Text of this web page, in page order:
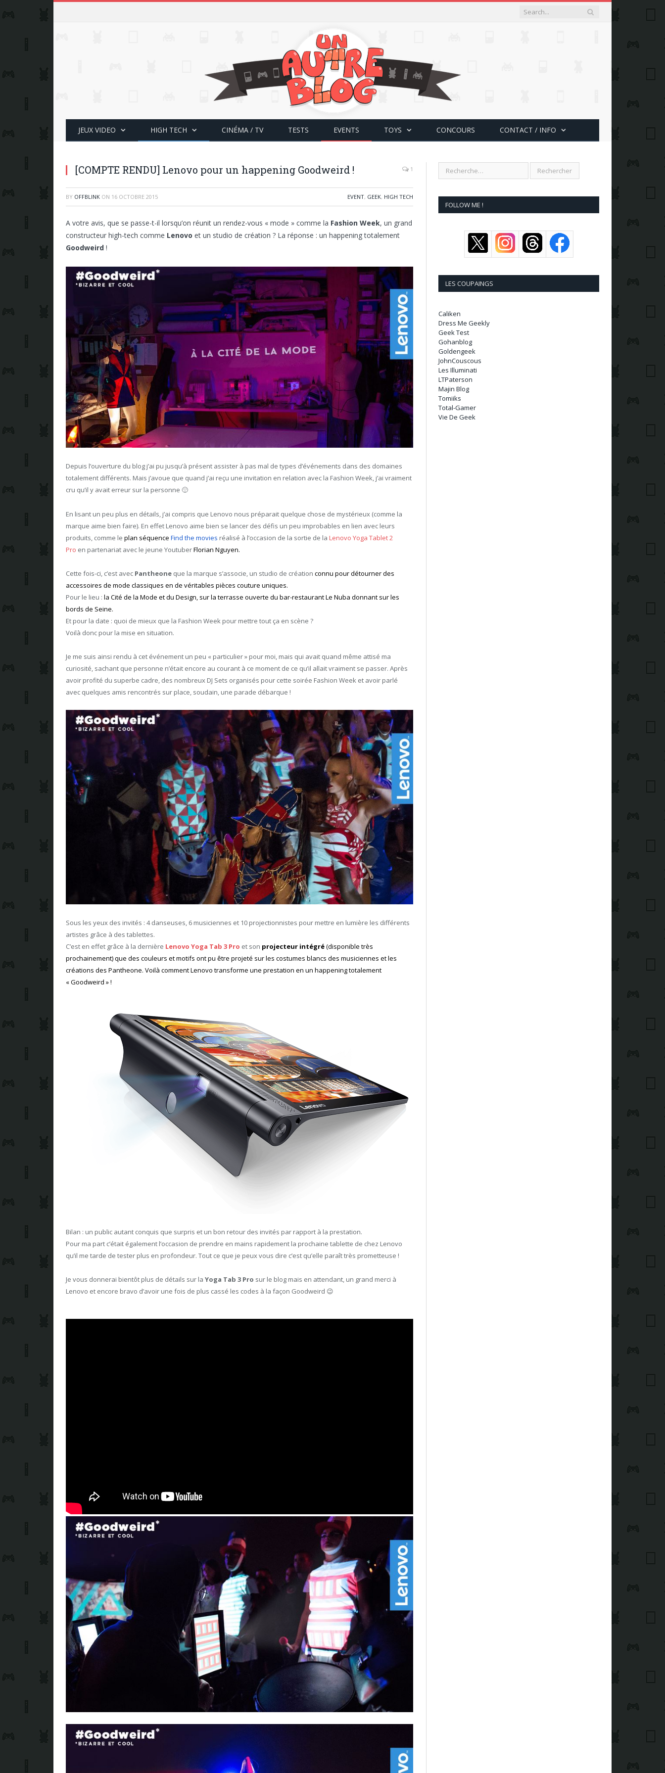
JEUX VIDEO HIGH TECH CINÉMA / TV TESTS EVENTS TOYS CONCOURS CONTACT / INFO
[COMPTE RENDU] Lenovo pour un happening Goodweird ! 1
BY OFFBLINK ON 16 OCTOBRE 2015 EVENT, GEEK, HIGH TECH
A votre avis, que se passe-t-il lorsqu’on réunit un rendez-vous « mode » comme la Fashion Week, un grand
constructeur high-tech comme Lenovo et un studio de création ? La réponse : un happening totalement
Goodweird !
Depuis l’ouverture du blog j’ai pu jusqu’à présent assister à pas mal de types d’événements dans des domaines
totalement différents. Mais j’avoue que quand j’ai reçu une invitation en relation avec la Fashion Week, j’ai vraiment
cru qu’il y avait erreur sur la personne 🙂
En lisant un peu plus en détails, j’ai compris que Lenovo nous préparait quelque chose de mystérieux (comme la
marque aime bien faire). En effet Lenovo aime bien se lancer des défis un peu improbables en lien avec leurs
produits, comme le plan séquence Find the movies réalisé à l’occasion de la sortie de la Lenovo Yoga Tablet 2
Pro en partenariat avec le jeune YoutuberFlorian Nguyen.
Cette fois-ci, c’est avec Pantheone que la marque s’associe, un studio de création connu pour détourner des
accessoires de mode classiques en de véritables pièces couture uniques.
Pour le lieu : la Cité de la Mode et du Design, sur la terrasse ouverte du bar-restaurant Le Nuba donnant sur les
bords de Seine.
Et pour la date : quoi de mieux que la Fashion Week pour mettre tout ça en scène ?
Voilà donc pour la mise en situation.
Je me suis ainsi rendu à cet événement un peu « particulier » pour moi, mais qui avait quand même attisé ma
curiosité, sachant que personne n’était encore au courant à ce moment de ce qu’il allait vraiment se passer. Après
avoir profité du superbe cadre, des nombreux DJ Sets organisés pour cette soirée Fashion Week et avoir parlé
avec quelques amis rencontrés sur place, soudain, une parade débarque !
Sous les yeux des invités : 4 danseuses, 6 musiciennes et 10 projectionnistes pour mettre en lumière les différents
artistes grâce à des tablettes.
C’est en effet grâce à la dernière Lenovo Yoga Tab 3 Pro et son projecteur intégré(disponible très
prochainement) que des couleurs et motifs ont pu être projeté sur les costumes blancs des musiciennes et les
créations des Pantheone. Voilà comment Lenovo transforme une prestation en un happening totalement
« Goodweird » !
Bilan : un public autant conquis que surpris et un bon retour des invités par rapport à la prestation.
Pour ma part c’était également l’occasion de prendre en mains rapidement la prochaine tablette de chez Lenovo
qu’il me tarde de tester plus en profondeur. Tout ce que je peux vous dire c’est qu’elle paraît très prometteuse !
Je vous donnerai bientôt plus de détails sur la Yoga Tab 3 Pro sur le blog mais en attendant, un grand merci à
Lenovo et encore bravo d’avoir une fois de plus cassé les codes à la façon Goodweird 😉
FOLLOW ME !
LES COUPAINGS
Caliken
Dress Me Geekly
Geek Test
Gohanblog
Goldengeek
JohnCouscous
Les Illuminati
LTPaterson
Majin Blog
Tomiiks
Total-Gamer
Vie De Geek